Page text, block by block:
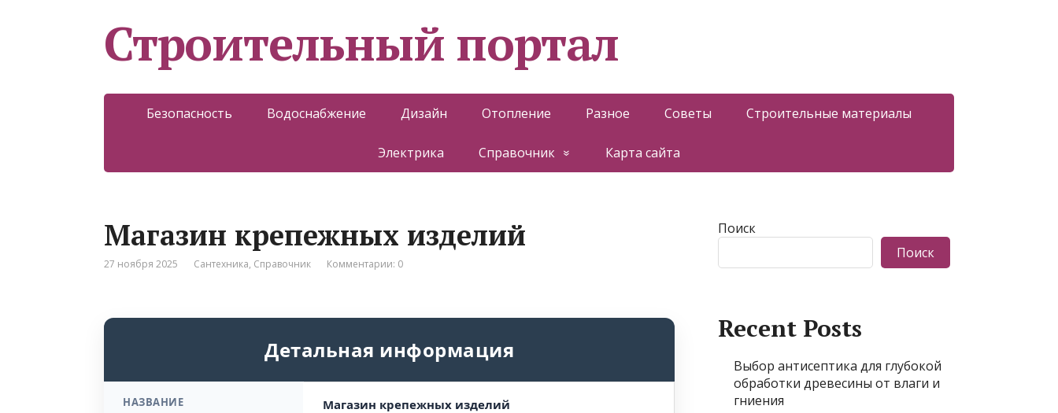
Строительный портал
Безопасность Водоснабжение Дизайн Отопление Разное Советы Строительные материалы
Электрика Справочник Карта сайта
Магазин крепежных изделий
27 ноября 2025 Сантехника, Справочник Комментарии: 0
Детальная информация
НАЗВАНИЕ Магазин крепежных изделий
Поиск
Поиск
Recent Posts
Выбор антисептика для глубокой
обработки древесины от влаги и
гниения